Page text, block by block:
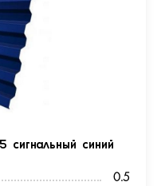
сигнальный синий
0.5